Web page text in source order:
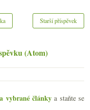
Starší příspěvek
(Atom)
vybrané články a staňte se